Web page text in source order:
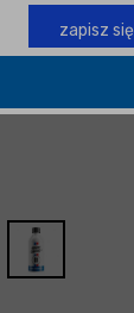
zapisz się